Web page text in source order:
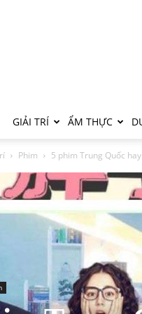
GIẢI TRÍ ẨM THỰC
Phim 5 phim Trung Quốc